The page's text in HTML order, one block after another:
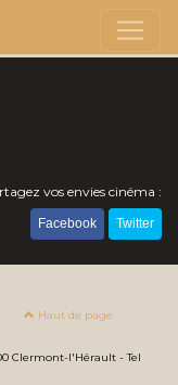
vos envies cinéma :
Facebook Twitter
Haut de page
Clermont-l'Hérault - Tel